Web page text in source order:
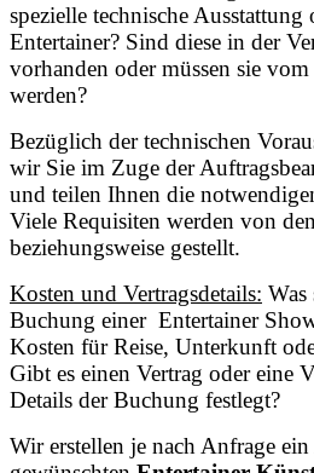
spezielle technische
Entertainer? Sind diese in der
vorhanden oder müssen sie
werden?
Bezüglich der technischen
wir Sie im Zuge der
und teilen Ihnen die
Viele Requisiten werden von
beziehungsweise gestellt.
Kosten und Vertragsdetails:
Buchung einer Entertainer
Kosten für Reise, Unterkunft
Gibt es einen Vertrag oder eine
Details der Buchung festlegt?
Wir erstellen je nach Anfrage